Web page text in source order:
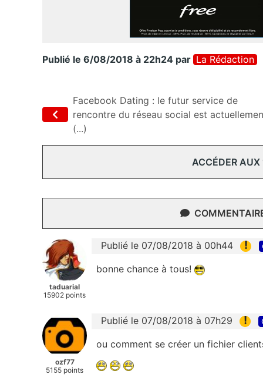
Publié le 6/08/2018 à 22h24 par La Rédaction
Facebook Dating : le futur service de
rencontre du réseau social est actuellemen
(...)
ACCÉDER
taduarial
15902 points
Publié le 07/08/2018 à 00h44 !
bonne chance à tous!
ozf77
5155 points
Publié le 07/08/2018 à 07h29 !
ou comment se créer un fichier